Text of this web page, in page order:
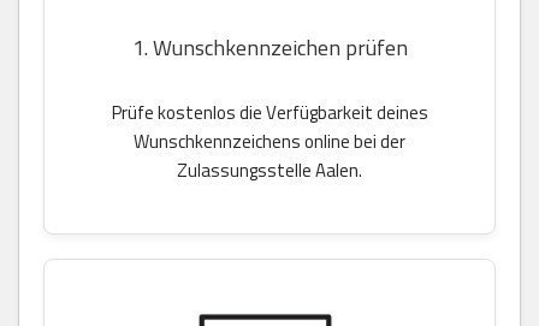
1. Wunschkennzeichen prüfen
Prüfe kostenlos die Verfügbarkeit deines
Wunschkennzeichens online bei der
Zulassungsstelle Aalen.